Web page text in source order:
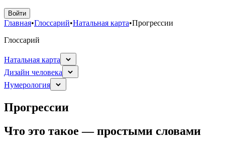
Войти
Главная•Глоссарий•Натальная карта•Прогрессии
Глоссарий
Натальная карта
Дизайн человека
Нумерология
Прогрессии
Что это такое — простыми словами